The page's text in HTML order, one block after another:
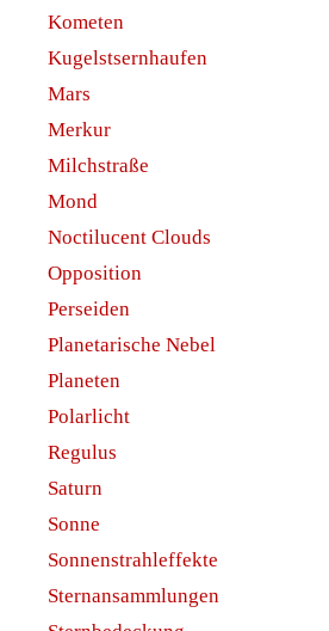
Kometen
Kugelstsernhaufen
Mars
Merkur
Milchstraße
Mond
Noctilucent Clouds
Opposition
Perseiden
Planetarische Nebel
Planeten
Polarlicht
Regulus
Saturn
Sonne
Sonnenstrahleffekte
Sternansammlungen